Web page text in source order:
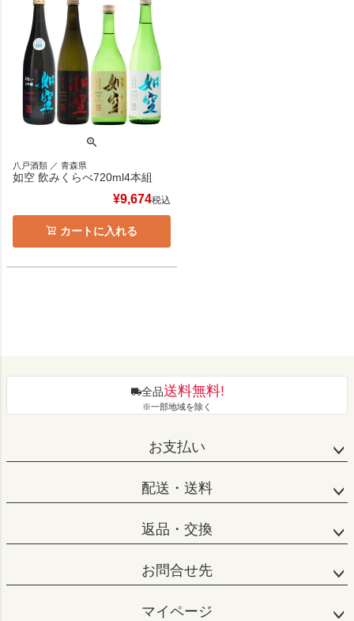
八戸酒類 ／ 青森県
如空 飲みくらべ720ml4本組
¥9,674税込
カートに入れる
全品送料無料!
※一部地域を除く
お支払い
配送・送料
返品・交換
お問合せ先
マイページ